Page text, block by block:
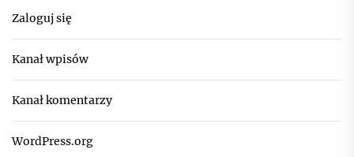
Zaloguj się
Kanał wpisów
Kanał komentarzy
WordPress.org